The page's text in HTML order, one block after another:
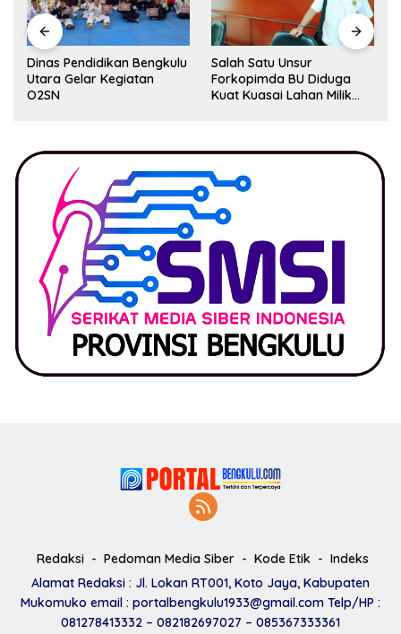
Dinas Pendidikan Bengkulu
Utara Gelar Kegiatan
O2SN
Salah Satu Unsur
Forkopimda BU Diduga
Kuat Kuasai Lahan Milik
Redaksi Pedoman Media Siber Kode Etik
Indeks
Alamat Redaksi : Jl. Lokan RT001, Koto Jaya, Kabupaten
Mukomuko email : portalbengkulu1933@gmail.com Telp/HP :
081278413332 – 082182697027 – 085367333361